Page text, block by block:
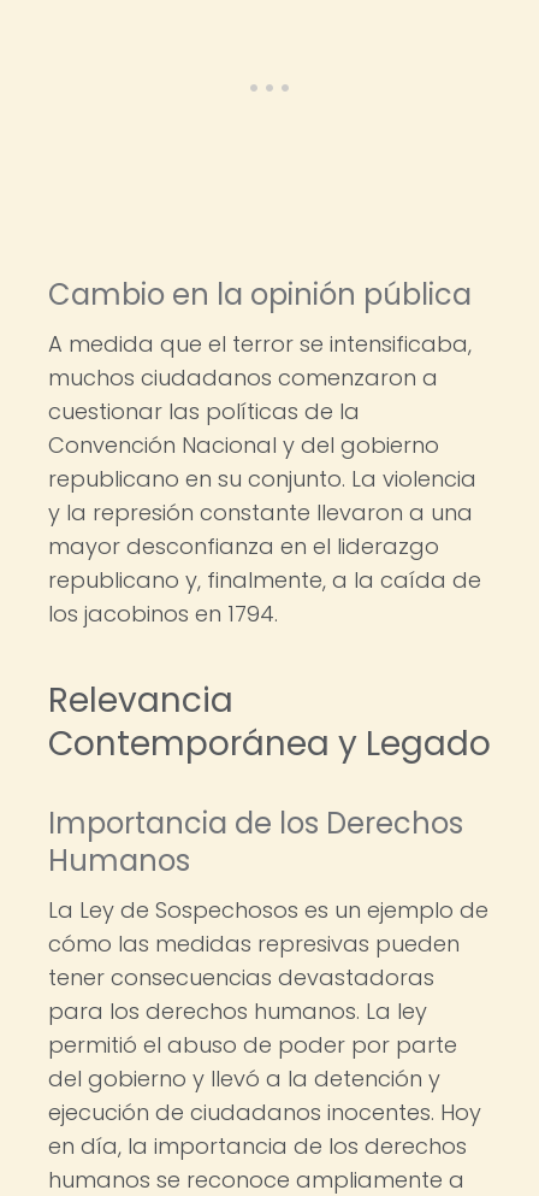
Cambio en la opinión pública
A medida que el terror se intensificaba,
muchos ciudadanos comenzaron a
cuestionar las políticas de la
Convención Nacional y del gobierno
republicano en su conjunto. La violencia
y la represión constante llevaron a una
mayor desconfianza en el liderazgo
republicano y, finalmente, a la caída de
los jacobinos en 1794.
Relevancia
Contemporánea y Legado
Importancia de los Derechos
Humanos
La Ley de Sospechosos es un ejemplo de
cómo las medidas represivas pueden
tener consecuencias devastadoras
para los derechos humanos. La ley
permitió el abuso de poder por parte
del gobierno y llevó a la detención y
ejecución de ciudadanos inocentes. Hoy
en día, la importancia de los derechos
humanos se reconoce ampliamente a